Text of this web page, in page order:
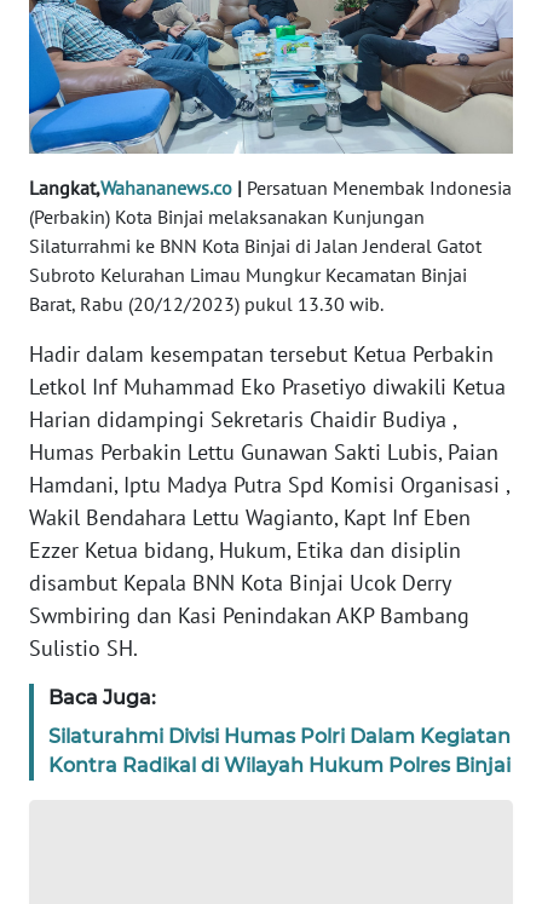
Langkat,Wahananews.co | Persatuan Menembak Indonesia
(Perbakin) Kota Binjai melaksanakan Kunjungan
Silaturrahmi ke BNN Kota Binjai di Jalan Jenderal Gatot
Subroto Kelurahan Limau Mungkur Kecamatan Binjai
Barat, Rabu (20/12/2023) pukul 13.30 wib.
Hadir dalam kesempatan tersebut Ketua Perbakin
Letkol Inf Muhammad Eko Prasetiyo diwakili Ketua
Harian didampingi Sekretaris Chaidir Budiya ,
Humas Perbakin Lettu Gunawan Sakti Lubis, Paian
Hamdani, Iptu Madya Putra Spd Komisi Organisasi ,
Wakil Bendahara Lettu Wagianto, Kapt Inf Eben
Ezzer Ketua bidang, Hukum, Etika dan disiplin
disambut Kepala BNN Kota Binjai Ucok Derry
Swmbiring dan Kasi Penindakan AKP Bambang
Sulistio SH.
Baca Juga:
Silaturahmi Divisi Humas Polri Dalam Kegiatan
Kontra Radikal di Wilayah Hukum Polres Binjai
REDAKSI
KARIR
DISCLAIMER
Wahana
News
Regional
WN
SUMUT
JAKARTA
WN
JABAR
WN
BANTEN
NTT
WN